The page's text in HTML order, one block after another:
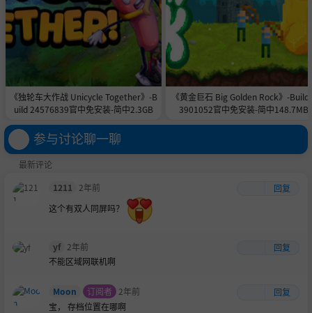
《独轮车大作战 Unicycle Together》-B
uild 24576839官中免安装-简中2.3GB
《黄金巨石 Big Golden Rock》-Build
3901052官中免安装-简中148.7MB
参与讨论聊一聊
最新评论
1211
2年前
回复
这个有双人同屏吗？
yf 2年前
回复
不能区域网联机啊
Moon 订阅者 2年前
回复
宝， 存档位置在哪啊